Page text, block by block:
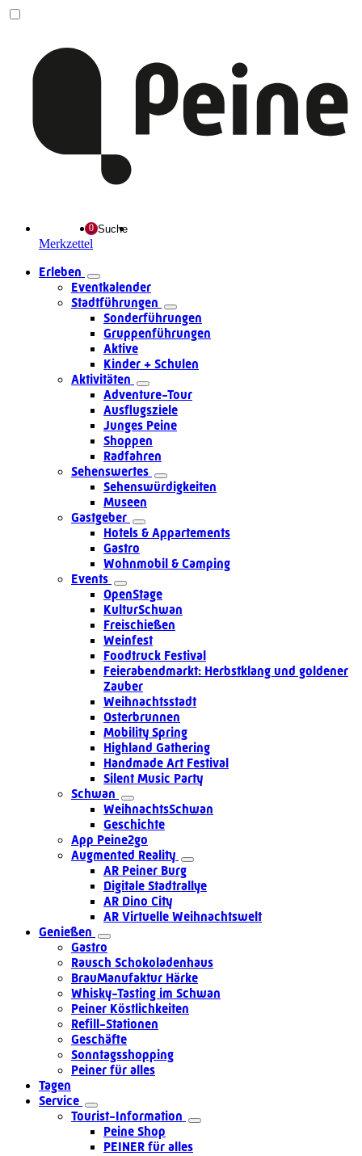
Merkzettel
Suche
Erleben
Eventkalender
Stadtführungen
Sonderführungen
Gruppenführungen
Aktive
Kinder + Schulen
Aktivitäten
Adventure-Tour
Ausflugsziele
Junges Peine
Shoppen
Radfahren
Sehenswertes
Sehenswürdigkeiten
Museen
Gastgeber
Hotels & Appartements
Gastro
Wohnmobil & Camping
Events
OpenStage
KulturSchwan
Freischießen
Weinfest
Foodtruck Festival
Feierabendmarkt: Herbstklang und goldener
Zauber
Weihnachtsstadt
Osterbrunnen
Mobility Spring
Highland Gathering
Handmade Art Festival
Silent Music Party
Schwan
WeihnachtsSchwan
Geschichte
App Peine2go
Augmented Reality
AR Peiner Burg
Digitale Stadtrallye
AR Dino City
AR Virtuelle Weihnachtswelt
Genießen
Gastro
Rausch Schokoladenhaus
BrauManufaktur Härke
Whisky-Tasting im Schwan
Peiner Köstlichkeiten
Refill-Stationen
Geschäfte
Sonntagsshopping
Peiner für alles
Tagen
Service
Tourist-Information
Peine Shop
PEINER für alles